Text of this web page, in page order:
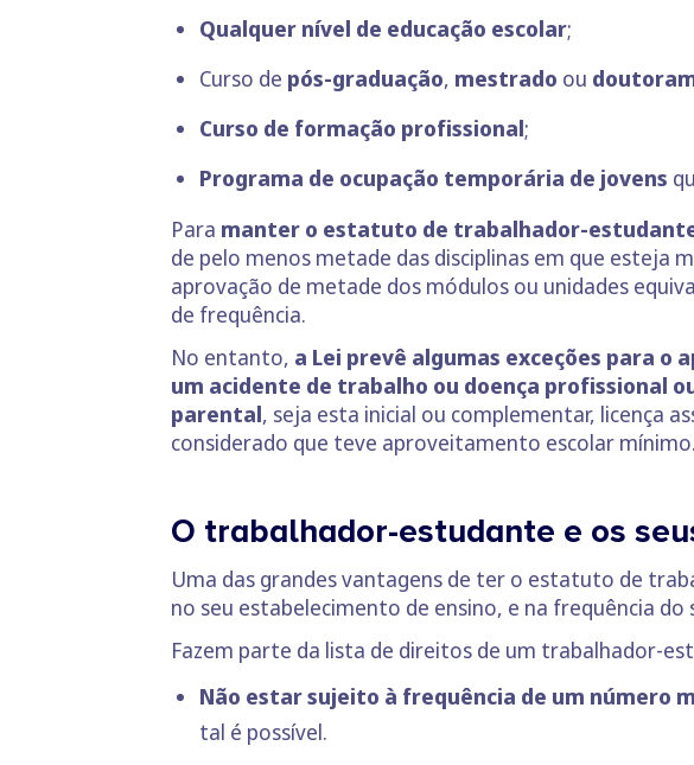
Qualquer nível de educação escolar;
Curso de pós-graduação, mestrado ou
Curso de formação profissional;
Programa de ocupação temporária de jovens
Para manter o estatuto de trabalhador-
de pelo menos metade das disciplinas em que
aprovação de metade dos módulos ou unidades
de frequência.
No entanto, a Lei prevê algumas exceções para
um acidente de trabalho ou doença profissional
parental, seja esta inicial ou complementar, licença
considerado que teve aproveitamento escolar mínimo.
O trabalhador-estudante e os
Uma das grandes vantagens de ter o estatuto de
no seu estabelecimento de ensino, e na frequência do
Fazem parte da lista de direitos de um trabalhador-
Não estar sujeito à frequência de um número
tal é possível.